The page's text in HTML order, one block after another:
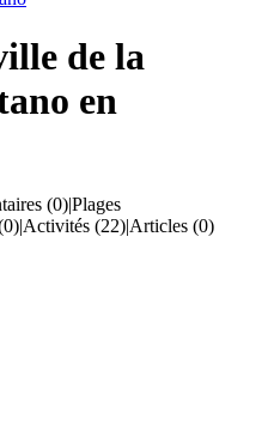
de la
en
(0)|Plages
|Activités (22)|Articles (0)